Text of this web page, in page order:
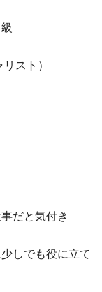
スト）
だと気付き
しでも役に立て